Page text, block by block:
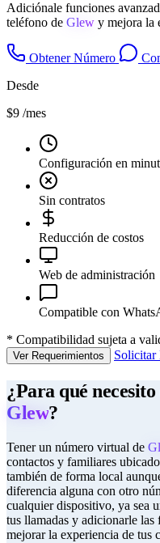
Adiciónale funciones
teléfono de Glew y mejora la
Obtener Número
Desde
$9 /mes
Configuración en
Sin contratos
Reducción de costos
Web de administración
Compatible con
* Compatibilidad sujeta a
Ver Requerimientos Solicitar
¿Para qué
Glew?
Tener un número virtual de
contactos y familiares
también de forma local
diferencia alguna con otro
cualquier dispositivo, ya sea
tus llamadas y adicionarle las
mejorar la experiencia de tus